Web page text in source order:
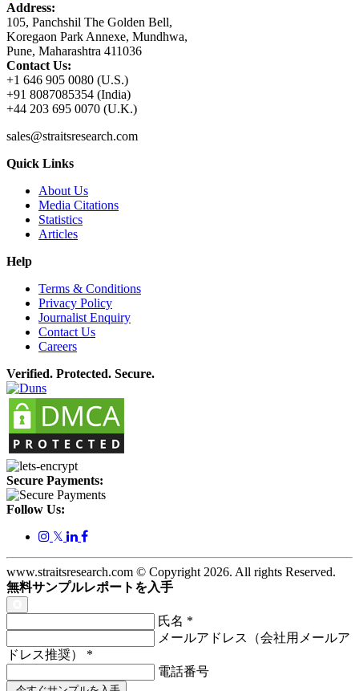
Address:
105, Panchshil The Golden Bell,
Koregaon Park Annexe, Mundhwa,
Pune, Maharashtra 411036
Contact Us:
+1 646 905 0080 (U.S.)
+91 8087085354 (India)
+44 203 695 0070 (U.K.)
sales@straitsresearch.com
Quick Links
About Us
Media Citations
Statistics
Articles
Help
Terms & Conditions
Privacy Policy
Journalist Enquiry
Contact Us
Careers
Verified. Protected. Secure.
Secure Payments:
Follow Us:
𝕏
www.straitsresearch.com © Copyright 2026. All rights Reserved.
無料サンプルレポートを入手
氏名 *
メールアドレス（会社用メールア
ドレス推奨） *
電話番号